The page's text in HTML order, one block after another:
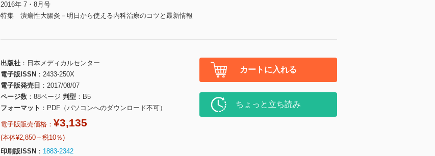
2016年 7・8月号
特集 潰瘍性大腸炎－明日から使える内科治療のコツと最新情報
出版社
日本メディカルセンター
電子版ISSN
2433-250X
電子版発売日
2017/08/07
ページ数
88ページ 判型
B5
フォーマット
PDF（パソコンへのダウンロード不可）
電子版販売価格： ¥3,135
(本体¥2,850＋税10％)
印刷版ISSN
1883-2342
カートに入れる
ちょっと立ち読み